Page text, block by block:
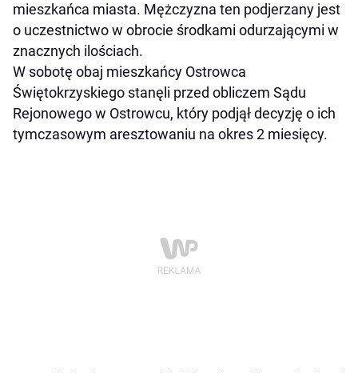
mieszkańca miasta. Mężczyzna ten podjerzany jest
o uczestnictwo w obrocie środkami odurzającymi w
znacznych ilościach.
W sobotę obaj mieszkańcy Ostrowca
Świętokrzyskiego stanęli przed obliczem Sądu
Rejonowego w Ostrowcu, który podjął decyzję o ich
tymczasowym aresztowaniu na okres 2 miesięcy.